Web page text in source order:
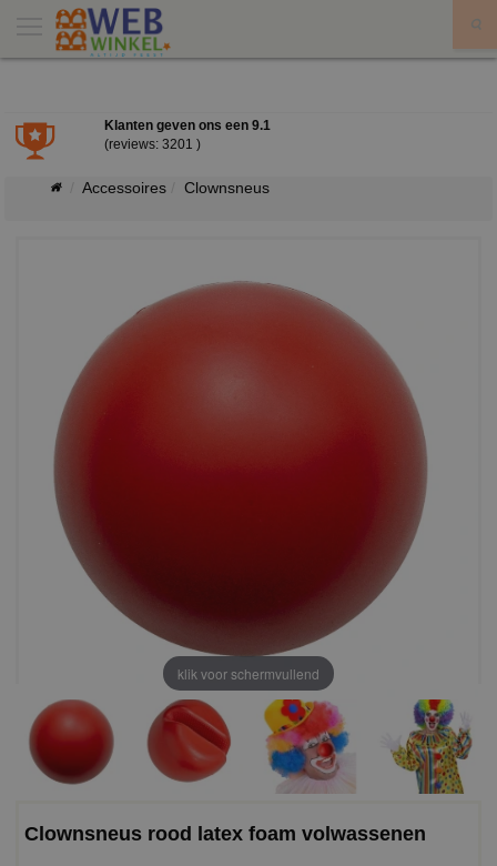
Klanten geven ons een 9.1
(reviews: 3201 )
Accessoires Clownsneus
klik voor schermvullend
Clownsneus rood latex foam volwassenen